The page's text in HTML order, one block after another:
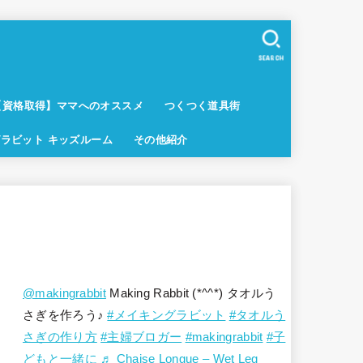
資格取得】ママへのオススメ つくつく道具街
ビット キッズルーム その他紹介
SEARCH
@makingrabbitMaking Rabbit (*^^*) タオルう
さぎを作ろう♪#メイキングラビット #タオルう
さぎの作り方 #主婦ブロガー #makingrabbit #子
どもと一緒に ♬ Chaise Longue – Wet Leg